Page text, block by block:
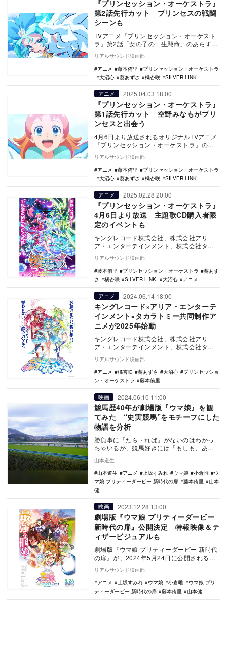
『プリンセッション・オーケストラ』
第2話先行カット プリンセスの戦闘
シーンも
TVアニメ『プリンセッション・オーケスト
ラ』第2話「女の子の一生懸命」のあらすじ
と先行カットが公開された。 TVerで『『プ
リ…
リアルサウンド映画部
アニメ
藤本侑里
プリンセッション・オーケストラ
大沼心
葵あずさ 橘杏咲 SILVER LINK.
アニメ 2025.04.03 18:00
『プリンセッション・オーケストラ』
第1話先行カット 空野みなもがプリ
ンセスと出会う
4月6日より放送されるオリジナルTVアニメ
『プリンセッション・オーケストラ』の第1
話あらすじと先行カットが公開された。
音楽…
リアルサウンド映画部
アニメ
藤本侑里
プリンセッション・オーケストラ
大沼心
葵あずさ 橘杏咲 SILVER LINK.
アニメ 2025.02.28 20:00
『プリンセッション・オーケストラ』
4月6日より放送 主題歌CD購入者限
定のイベントも
キングレコード株式会社、株式会社アリ
ア・エンターテインメント、株式会社タカ
ラトミーによるオリジナルTVアニメ『プリ
ンセッション・…
リアルサウンド映画部
藤本侑里
プリンセッション・オーケストラ
葵あず
さ
橘杏咲 SILVER LINK. 大沼心 アニメ
アニメ 2024.06.14 18:00
キングレコード×アリア・エンターテ
インメント×タカラトミー共同制作ア
ニメが2025年始動
キングレコード株式会社、株式会社アリ
ア・エンターテインメント、株式会社タカ
ラトミーが共同で制作する完全オリジナル
TVアニメ『プリ…
リアルサウンド映画部
アニメ
橘杏咲 葵あずさ 大沼心
プリンセッショ
ン・オーケストラ
藤本侑里
映画 2024.06.10 11:00
競馬歴40年が劇場版『ウマ娘』を観
てみた “史実競馬”をモチーフにした
物語を分析
勝負事に「たら・れば」がないのはわかっ
ちゃいるが、競馬好きには「もしも、あの
る性癖があると…
山本道生
山本道生
アニメ 上坂すみれ ウマ娘 小倉唯
ウ
マ娘 プリティーダービー 新時代の扉
藤本侑里
山本
健
映画 2023.12.28 13:00
劇場版『ウマ娘 プリティーダービー
新時代の扉』公開決定 特報映像＆テ
ィザービジュアルも
劇場版『ウマ娘 プリティーダービー 新時代
の扉』が、2024年5月24日に公開されるこ
とが決定。あわせて、特報映像と劇場版テ
ィザ…
リアルサウンド映画部
アニメ
上坂すみれ ウマ娘 小倉唯
ウマ娘 プリ
ティーダービー 新時代の扉
藤本侑里 山本健